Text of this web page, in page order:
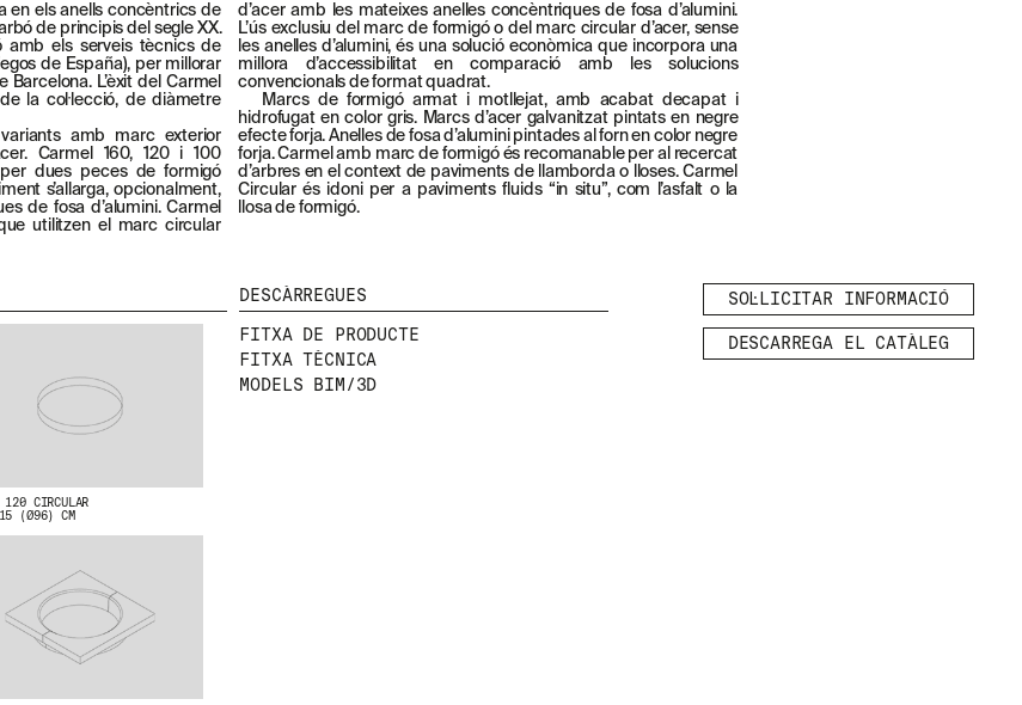
en els anells concèntrics de
de principis del segle XX.
amb els serveis tècnics de
de España), per millorar
L’èxit del Carmel
la col·lecció, de diàmetre
amb marc exterior
Carmel 160, 120 i 100
dues peces de formigó
s’allarga, opcionalment,
de fosa d’alumini. Carmel
utilitzen el marc circular
d’acer amb les mateixes anelles concèntriques de fosa d’alumini.
L’ús exclusiu del marc de formigó o del marc circular d’acer, sense
les anelles d’alumini, és una solució econòmica que incorpora una
millora d’accessibilitat en comparació amb les solucions
convencionals de format quadrat.
Marcs de formigó armat i motllejat, amb acabat decapat i
hidrofugat en color gris. Marcs d’acer galvanitzat pintats en negre
efecte forja. Anelles de fosa d’alumini pintades al forn en color negre
forja. Carmel amb marc de formigó és recomanable per al recercat
d’arbres en el context de paviments de llamborda o lloses. Carmel
Circular és idoni per a paviments fluids “in situ”, com l’asfalt o la
llosa de formigó.
120 CIRCULAR
(Ø96) CM
DESCÀRREGUES
FITXA DE PRODUCTE
FITXA TÈCNICA
MODELS BIM/3D
SOL·LICITAR INFORMACIÓ
DESCARREGA EL CATÀLEG
NEWSLETTER
E
W
L
E
T
E
R
ASSABENTA´T DE LES NOSTRES NOVETATS SUBSCRIVINT-TE AL
LEGAL